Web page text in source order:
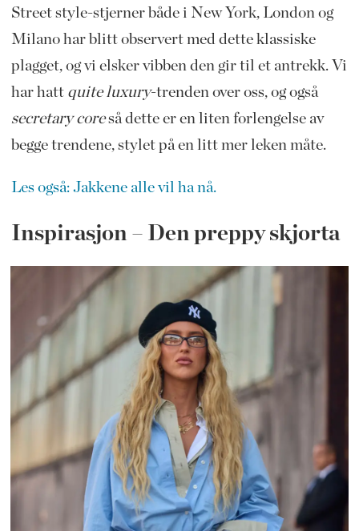
Street style-stjerner både i New York, London og
Milano har blitt observert med dette klassiske
plagget, og vi elsker vibben den gir til et antrekk. Vi
har hatt quite luxury-trenden over oss, og også
secretary coreså dette er en liten forlengelse av
begge trendene, stylet på en litt mer leken måte.
Les også: Jakkene alle vil ha nå.
Inspirasjon – Den preppy skjorta